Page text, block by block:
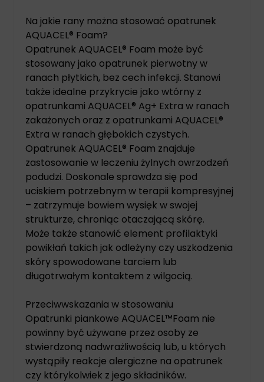
Na jakie rany można stosować opatrunek
AQUACEL® Foam?
Opatrunek AQUACEL® Foam może być
stosowany jako opatrunek pierwotny w
ranach płytkich, bez cech infekcji. Stanowi
także idealne przykrycie jako wtórny z
opatrunkami AQUACEL® Ag+ Extra w ranach
zakażonych oraz z opatrunkami AQUACEL®
Extra w ranach głębokich czystych.
Opatrunek AQUACEL® Foam znajduje
zastosowanie w leczeniu żylnych owrzodzeń
podudzi. Doskonale sprawdza się pod
uciskiem potrzebnym w terapii kompresyjnej
– zatrzymuje bowiem wysięk w swojej
strukturze, chroniąc otaczającą skórę.
Może także stanowić element profilaktyki
powikłań takich jak odleżyny czy uszkodzenia
skóry spowodowane tarciem lub
długotrwałym kontaktem z wilgocią.
Przeciwwskazania w stosowaniu
Opatrunki piankowe AQUACEL™Foam nie
powinny być używane przez osoby ze
stwierdzoną nadwrażliwością lub, u których
wystąpiły reakcje alergiczne na opatrunek
czy którykolwiek z jego składników.